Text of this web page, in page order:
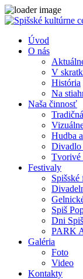
Close
Úvod
O nás
V
História
Na
Naša činnosť
Hudba
Divadlo
Tvorivé
Festivaly
Spiš
Dni
PARK
Galéria
Foto
Video
Kontakty